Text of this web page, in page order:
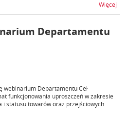
Więcej
Departamentu
webinarium Departamentu Ceł
funkcjonowania uproszczeń w zakresie
i statusu towarów oraz przejściowych